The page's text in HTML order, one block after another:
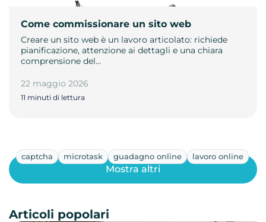
Come commissionare un sito web
Creare un sito web è un lavoro articolato: richiede
pianificazione, attenzione ai dettagli e una chiara
comprensione del…
22 maggio 2026
11 minuti di lettura
captcha microtask guadagno online lavoro online
Mostra altri
Articoli popolari